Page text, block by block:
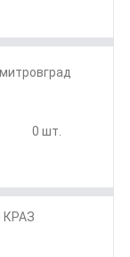
0 шт.
КРАЗ